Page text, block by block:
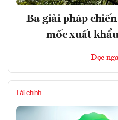
Ba giải pháp
mốc xuất
Đọc
Tài chính